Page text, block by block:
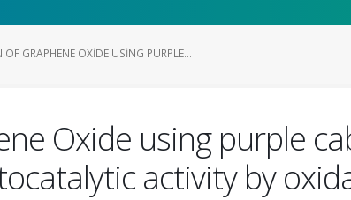
OF GRAPHENE OXIDE USING PURPLE...
Oxide using purple
activity by